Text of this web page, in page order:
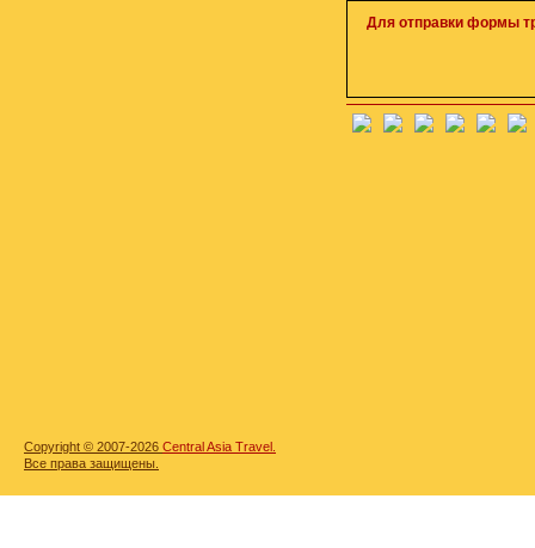
Для отправки формы
Copyright © 2007-2026 Central Asia Travel.
Все права защищены.